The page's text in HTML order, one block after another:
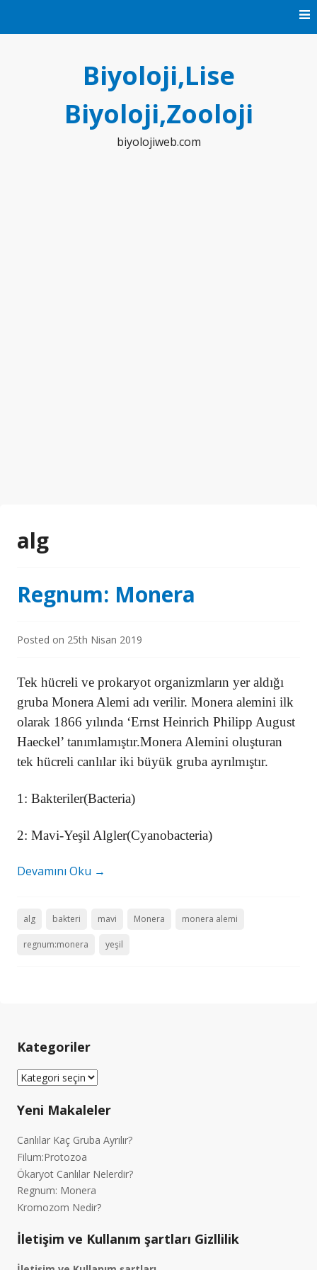
Biyoloji,Lise
Biyoloji,Zooloji
biyolojiweb.com
alg
Regnum: Monera
Posted on 25th Nisan 2019
Tek hücreli ve prokaryot organizmların yer aldığı
gruba Monera Alemi adı verilir. Monera alemini ilk
olarak 1866 yılında ‘Ernst Heinrich Philipp August
Haeckel’ tanımlamıştır.Monera Alemini oluşturan
tek hücreli canlılar iki büyük gruba ayrılmıştır.
1: Bakteriler(Bacteria)
2: Mavi-Yeşil Algler(Cyanobacteria)
Devamını Oku →
alg bakteri mavi Monera monera alemi
regnum:monera yeşil
Kategoriler
Kategoriler
Yeni Makaleler
Canlılar Kaç Gruba Ayrılır?
Filum:Protozoa
Ökaryot Canlılar Nelerdir?
Regnum: Monera
Kromozom Nedir?
İletişim ve Kullanım şartları Gizllilik